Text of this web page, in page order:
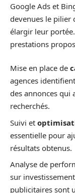
Google Ads et
devenues le pilier
élargir leur
prestations
Mise en place de
agences
des annonces qui
recherchés.
Suivi et
essentielle pour
résultats obtenus.
Analyse de
sur
publicitaires sont